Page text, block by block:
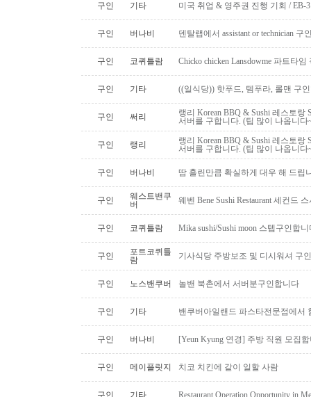
구인 기타 미국 취업 & 영주권 진행 기회 / EB-
구인 버나비 덴탈랩에서 assistant or technician 구
구인 코퀴틀람 Chicko chicken Lansdowme 파트타
구인 기타 ((일식당)) 핫푸드, 템푸라, 롤맨 구
구인 써리
랭리 Korean BBQ & Sushi 레스토
서버를 구합니다. (팁 많이 나옵니다
구인 랭리
랭리 Korean BBQ & Sushi 레스토
서버를 구합니다. (팁 많이 나옵니다
구인 버나비 땀 흘린만큼 확실하게 대우 해 드립
구인
웨스트밴쿠
버
웨벤 Bene Sushi Restaurant 세컨드
구인 코퀴틀람 Mika sushi/Sushi moon 스텝구인합
구인
포트코퀴틀
람
기사식당 주방보조 및 디시워셔 구
구인 노스밴쿠버 놀밴 북촌에서 서버분구인합니다
구인 기타 밴쿠버아일랜드 파스타전문점에서
구인 버나비 [Yeun Kyung 연경] 주방 직원 모집
구인 메이플릿지 치코 치킨에 같이 일할 사람
구인 기타 Restaurant Operation Opportunity in